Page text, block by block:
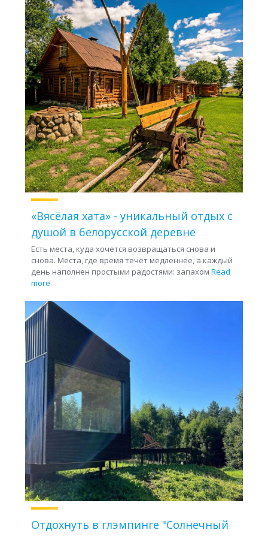
«Вясёлая хата» - уникальный отдых с
душой в белорусской деревне
Есть места, куда хочется возвращаться снова и
снова. Места, где время течёт медленнее, а каждый
день наполнен простыми радостями: запахом Read
more
Отдохнуть в глэмпинге "Солнечный